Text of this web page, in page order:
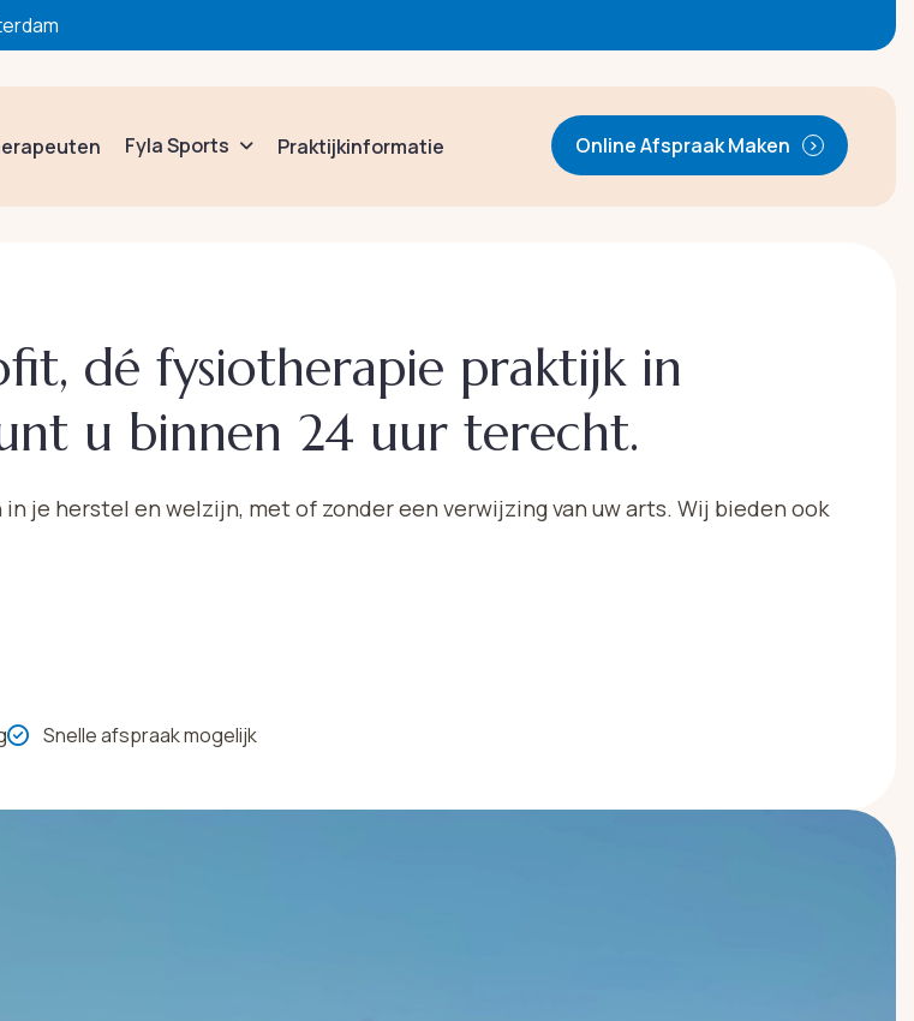
Fyla Sports Praktijkinformatie Online Afspraak Maken
dé fysiotherapie praktijk in
u binnen 24 uur terecht.
je herstel en welzijn, met of zonder een verwijzing van uw arts. Wij bieden ook
Snelle afspraak mogelijk